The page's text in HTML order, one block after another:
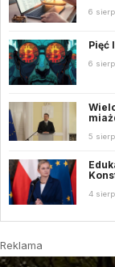
6
Pięć
6
5
4
Reklama